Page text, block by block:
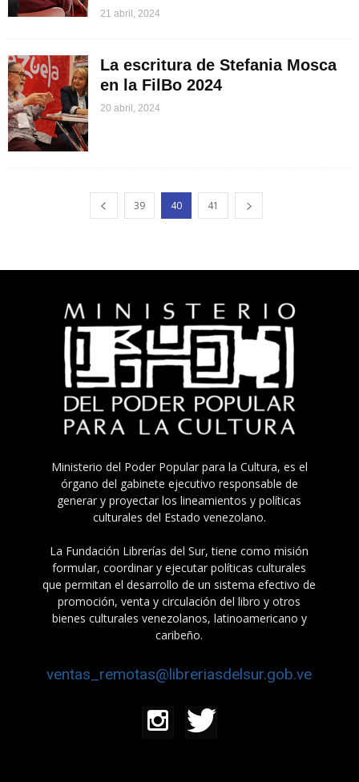
21 abril, 2024
La escritura de Stefania Mosca
en la FilBo 2024
20 abril, 2024
39 40 41
Ministerio del Poder Popular para la Cultura, es el
órgano del gabinete ejecutivo responsable de
generar y proyectar los lineamientos y políticas
culturales del Estado venezolano.
La Fundación Librerías del Sur, tiene como misión
formular, coordinar y ejecutar políticas culturales
que permitan el desarrollo de un sistema efectivo de
promoción, venta y circulación del libro y otros
bienes culturales venezolanos, latinoamericano y
caribeño.
ventas_remotas@libreriasdelsur.gob.ve